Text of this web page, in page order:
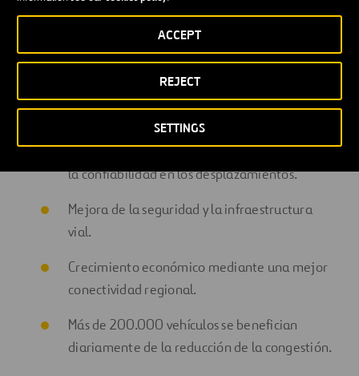
SETTINGS
REJECT
ACCEPT
Beneficios para la comunidad
Reducción de los tiempos de viaje y mejora de
la confiabilidad en los desplazamientos.
Mejora de la seguridad y la infraestructura
vial.
Crecimiento económico mediante una mejor
conectividad regional.
Más de 200.000 vehículos se benefician
diariamente de la reducción de la congestión.